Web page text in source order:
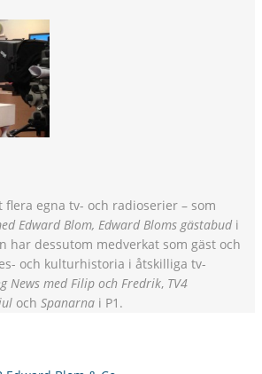
egna tv- och radioserier – som
Edward Blom, Edward Bloms gästabud i
har dessutom medverkat som gäst och
och kulturhistoria i åtskilliga tv-
News med Filip och Fredrik, TV4
och Spanarna i P1.